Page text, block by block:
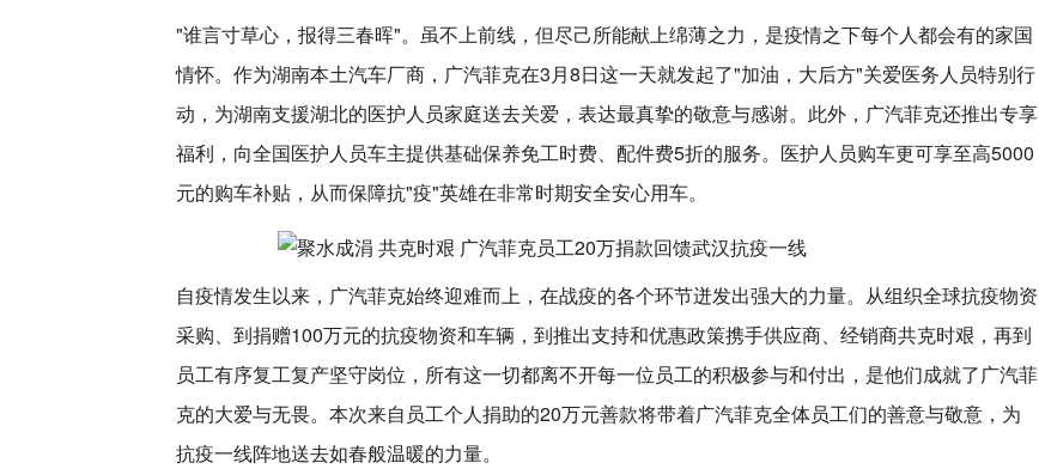
"谁言寸草心，报得三春晖"。虽不上前线，但尽己所能献上绵薄之力，是疫情之下每个人都会有的家国
情怀。作为湖南本土汽车厂商，广汽菲克在3月8日这一天就发起了"加油，大后方"关爱医务人员特别行
动，为湖南支援湖北的医护人员家庭送去关爱，表达最真挚的敬意与感谢。此外，广汽菲克还推出专享
福利，向全国医护人员车主提供基础保养免工时费、配件费5折的服务。医护人员购车更可享至高5000
元的购车补贴，从而保障抗"疫"英雄在非常时期安全安心用车。
自疫情发生以来，广汽菲克始终迎难而上，在战疫的各个环节迸发出强大的力量。从组织全球抗疫物资
采购、到捐赠100万元的抗疫物资和车辆，到推出支持和优惠政策携手供应商、经销商共克时艰，再到
员工有序复工复产坚守岗位，所有这一切都离不开每一位员工的积极参与和付出，是他们成就了广汽菲
克的大爱与无畏。本次来自员工个人捐助的20万元善款将带着广汽菲克全体员工们的善意与敬意，为
抗疫一线阵地送去如春般温暖的力量。